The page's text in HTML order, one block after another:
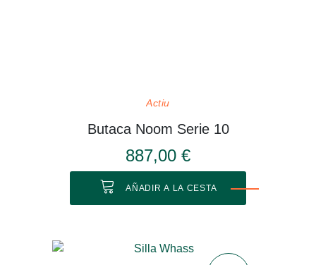
Actiu
Butaca Noom Serie 10
887,00 €
AÑADIR A LA CESTA